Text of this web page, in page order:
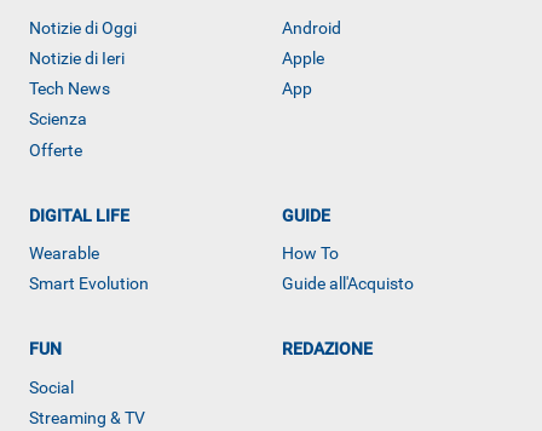
ALTRO
Notizie di Oggi
Notizie di Ieri
Tech News
Scienza
Offerte
Android
Apple
App
DIGITAL LIFE
Wearable
Smart Evolution
GUIDE
How To
Guide all'Acquisto
FUN
Social
Streaming & TV
REDAZIONE